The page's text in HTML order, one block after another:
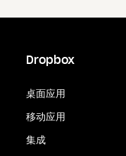
Dropbox
桌面应用
移动应用
集成